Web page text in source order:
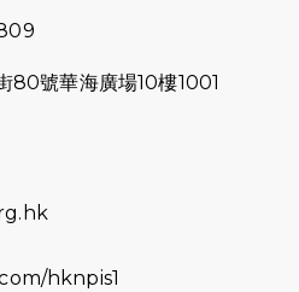
隊恆常練習 - 7月9日（19:00
始）
隊恆常練習 - 6月18日
80號華海廣場10樓1001
hknpis1